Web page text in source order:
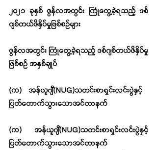
၂၀၂၁ ခုနှစ် ဇွန်လအတွင်း ကြုံတွေ့ခဲ့ရသည့် ဒစ်
ဂျစ်တယ်ဖိနှိပ်မှုဖြစ်စဉ်များ
ဇွန်လအတွင်း ကြုံတွေ့ခဲ့ရသည့် ဒစ်ဂျစ်တယ်ဖိနှိပ်မှု
ဖြစ်စဉ် အနှစ်ချုပ်
(က)	အန်ယူဂျီ(NUG)သတင်းစာရှင်းလင်းပွဲနှင့်
ပြတ်တောက်သွားသောအင်တာနက်
(က)	အန်ယူဂျီ(NUG)သတင်းစာရှင်းလင်းပွဲနှင့်
ပြတ်တောက်သွားသောအင်တာနက်